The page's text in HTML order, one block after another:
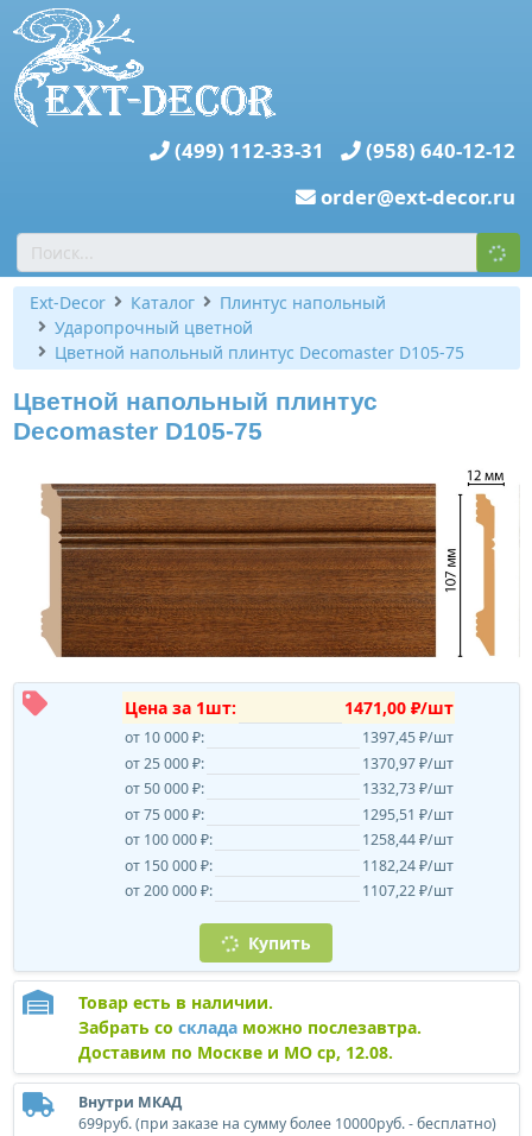
(499) 112-33-31
(958) 640-12-12
order@ext-decor.ru
Ext-Decor Каталог
Плинтус напольный
Ударопрочный цветной
Цветной напольный плинтус Decomaster D105-75
Цветной напольный плинтус
Decomaster D105-75
Цена за 1шт: 1471,00 ₽/шт
от 10 000 ₽:
1397,45 ₽/шт
от 25 000 ₽:
1370,97 ₽/шт
от 50 000 ₽:
1332,73 ₽/шт
от 75 000 ₽:
1295,51 ₽/шт
от 100 000 ₽:
1258,44 ₽/шт
от 150 000 ₽:
1182,24 ₽/шт
от 200 000 ₽:
1107,22 ₽/шт
Купить
Товар есть в наличии.
Забрать со складаможно послезавтра.
Доставим по Москве и МО ср, 12.08.
Внутри МКАД
699руб. (при заказе на сумму более 10000руб. - бесплатно)